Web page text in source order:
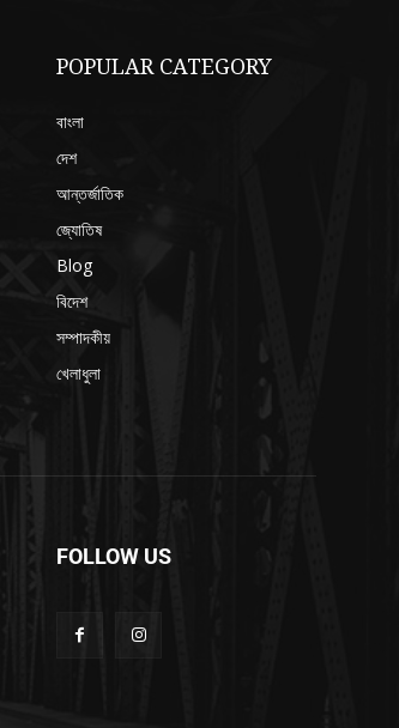
POPULAR CATEGORY
বাংলা
দেশ
আন্তর্জাতিক
জ্যোতিষ
Blog
বিদেশ
সম্পাদকীয়
খেলাধুলা
FOLLOW US